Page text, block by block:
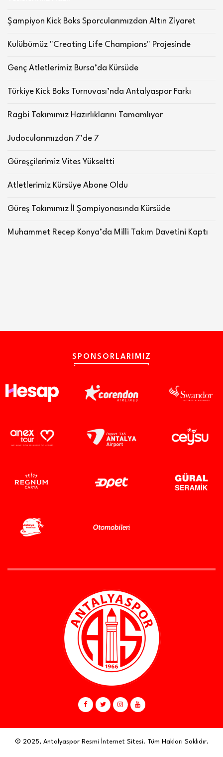
Şampiyon Kick Boks Sporcularımızdan Altın Ziyaret
Kulübümüz "Creating Life Champions" Projesinde
Genç Atletlerimiz Bursa’da Kürsüde
Türkiye Kick Boks Turnuvası’nda Antalyaspor Farkı
Ragbi Takımımız Hazırlıklarını Tamamlıyor
Judocularımızdan 7’de 7
Güreşçilerimiz Vites Yükseltti
Atletlerimiz Kürsüye Abone Oldu
Güreş Takımımız İl Şampiyonasında Kürsüde
Muhammet Recep Konya’da Milli Takım Davetini Kaptı
SPONSORLARIMIZ
© 2025, Antalyaspor Resmi İnternet Sitesi. Tüm Hakları Saklıdır.